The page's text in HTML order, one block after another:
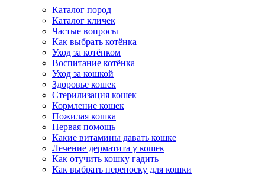
Каталог пород
Каталог кличек
Частые вопросы
Как выбрать котёнка
Уход за котёнком
Воспитание котёнка
Уход за кошкой
Здоровье кошек
Стерилизация кошек
Кормление кошек
Пожилая кошка
Первая помощь
Какие витамины давать кошке
Лечение дерматита у кошек
Как отучить кошку гадить
Как выбрать переноску для кошки